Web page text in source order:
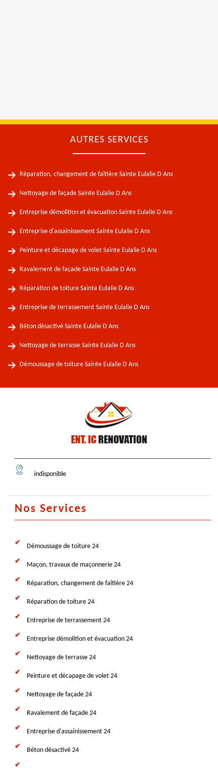
AUTRES SERVICES
Réparation, changement de faîtière Sainte Eulalie D Ans
Nettoyage de façade Sainte Eulalie D Ans
Entreprise démolition et évacuation Sainte Eulalie D Ans
Entreprise d'assainissement Sainte Eulalie D Ans
Peinture et décapage de volet Sainte Eulalie D Ans
Ravalement de façade Sainte Eulalie D Ans
Réparation de toiture Sainte Eulalie D Ans
Entreprise de terrassement Sainte Eulalie D Ans
Béton désactivé Sainte Eulalie D Ans
Nettoyage de terrasse Sainte Eulalie D Ans
Démoussage de toiture Sainte Eulalie D Ans
indisponible
Nos Services
Démoussage de toiture 24
Maçon, travaux de maçonnerie 24
Réparation, changement de faîtière 24
Réparation de toiture 24
Entreprise de terrassement 24
Entreprise démolition et évacuation 24
Nettoyage de terrasse 24
Peinture et décapage de volet 24
Nettoyage de façade 24
Ravalement de façade 24
Entreprise d'assainissement 24
Béton désactivé 24